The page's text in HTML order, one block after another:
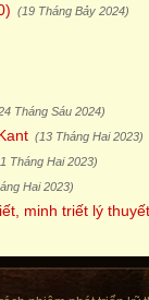
(19 Tháng Bảy 2024)
Tháng Sáu 2024)
(13 Tháng Hai 2023)
Tháng Hai 2023)
Hai 2023)
minh triết lý thuyết